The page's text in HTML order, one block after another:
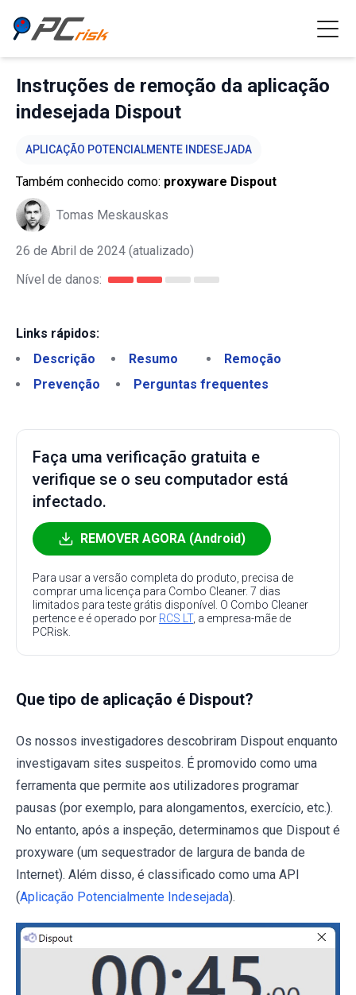
Instruções de remoção da aplicação
indesejada Dispout
APLICAÇÃO POTENCIALMENTE INDESEJADA
Também conhecido como: proxyware Dispout
Tomas Meskauskas
26 de Abril de 2024 (atualizado)
Nível de danos:
Links rápidos:
Descrição
Resumo
Remoção
Prevenção
Perguntas frequentes
Faça uma verificação gratuita e
verifique se o seu computador está
infectado.
REMOVER AGORA (Android)
Para usar a versão completa do produto, precisa de
comprar uma licença para Combo Cleaner. 7 dias
limitados para teste grátis disponível. O Combo Cleaner
pertence e é operado por RCS LT, a empresa-mãe de
PCRisk.
Que tipo de aplicação é Dispout?
Os nossos investigadores descobriram Dispout enquanto
investigavam sites suspeitos. É promovido como uma
ferramenta que permite aos utilizadores programar
pausas (por exemplo, para alongamentos, exercício, etc.).
No entanto, após a inspeção, determinamos que Dispout é
proxyware (um sequestrador de largura de banda de
Internet). Além disso, é classificado como uma API
(Aplicação Potencialmente Indesejada).